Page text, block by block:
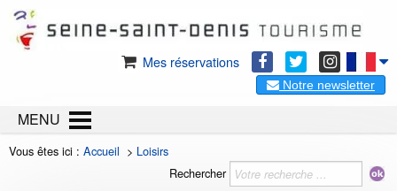
Mes réservations
Notre newsletter
MENU
Vous êtes ici : Accueil > Loisirs
Rechercher